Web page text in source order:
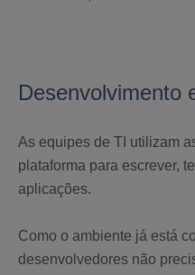
Desenvolvimento
As equipes de TI utilizam
plataforma para escrever,
aplicações.
Como o ambiente já está
desenvolvedores não